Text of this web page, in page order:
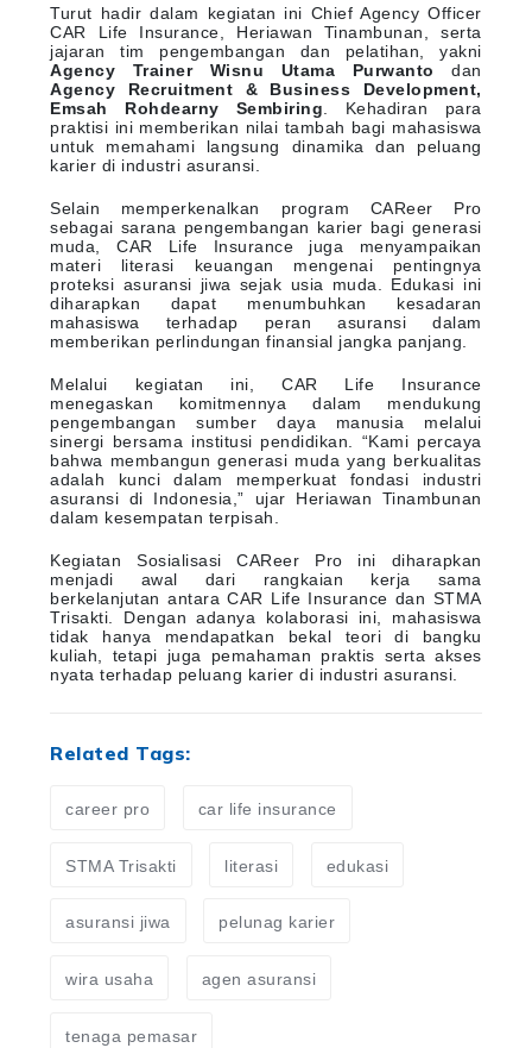
Turut hadir dalam kegiatan ini Chief Agency Officer
CAR Life Insurance, Heriawan Tinambunan, serta
jajaran tim pengembangan dan pelatihan, yakni
Agency Trainer Wisnu Utama Purwanto
dan
Agency Recruitment & Business Development,
Emsah Rohdearny Sembiring . Kehadiran para
praktisi ini memberikan nilai tambah bagi mahasiswa
untuk memahami langsung dinamika dan peluang
karier di industri asuransi.
Selain memperkenalkan program CAReer Pro
sebagai sarana pengembangan karier bagi generasi
muda, CAR Life Insurance juga menyampaikan
materi literasi keuangan mengenai pentingnya
proteksi asuransi jiwa sejak usia muda. Edukasi ini
diharapkan dapat menumbuhkan kesadaran
mahasiswa terhadap peran asuransi dalam
memberikan perlindungan finansial jangka panjang.
Melalui kegiatan ini, CAR Life Insurance
menegaskan komitmennya dalam mendukung
pengembangan sumber daya manusia melalui
sinergi bersama institusi pendidikan. “Kami percaya
bahwa membangun generasi muda yang berkualitas
adalah kunci dalam memperkuat fondasi industri
asuransi di Indonesia,” ujar Heriawan Tinambunan
dalam kesempatan terpisah.
Kegiatan Sosialisasi CAReer Pro ini diharapkan
menjadi awal dari rangkaian kerja sama
berkelanjutan antara CAR Life Insurance dan STMA
Trisakti. Dengan adanya kolaborasi ini, mahasiswa
tidak hanya mendapatkan bekal teori di bangku
kuliah, tetapi juga pemahaman praktis serta akses
nyata terhadap peluang karier di industri asuransi.
Related Tags:
career pro car life insurance
STMA Trisakti literasi edukasi
asuransi jiwa pelunag karier
wira usaha agen asuransi
tenaga pemasar